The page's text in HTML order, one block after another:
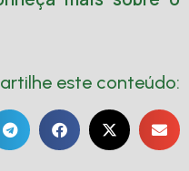
este conteúdo: